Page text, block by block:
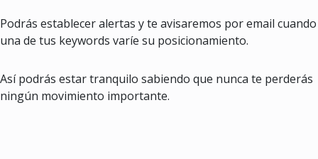
Podrás establecer alertas y te avisaremos por email cuando
una de tus keywords varíe su posicionamiento.
Así podrás estar tranquilo sabiendo que nunca te perderás
ningún movimiento importante.